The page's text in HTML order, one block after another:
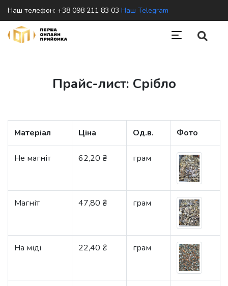
Наш телефон: +38 098 211 83 03 Наш Telegram
Прайс-лист: Срібло
Матеріал Ціна Од.в. Фото
Не магніт 62,20 ₴ грам
Магніт 47,80 ₴ грам
На міді 22,40 ₴ грам